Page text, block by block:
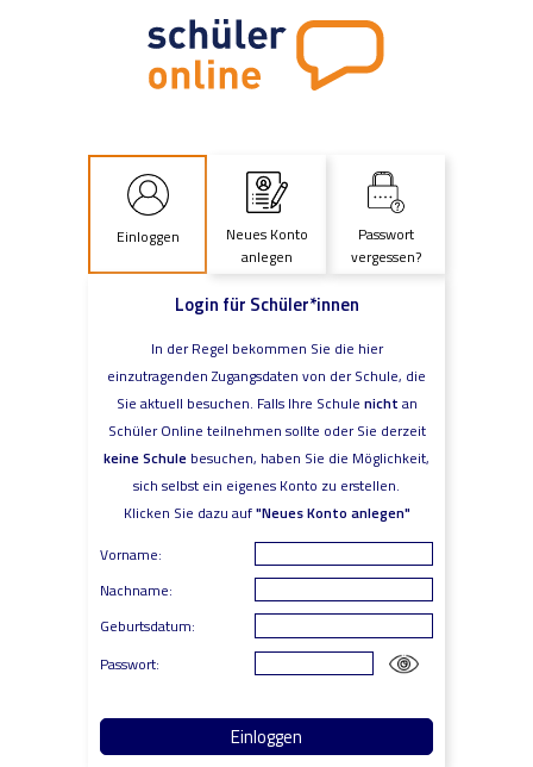
Einloggen
Neues Konto
anlegen
Passwort
vergessen?
Login für Schüler*innen
In der Regel bekommen Sie die hier
einzutragenden Zugangsdaten von der Schule, die
Sie aktuell besuchen. Falls Ihre Schule nicht an
Schüler Online teilnehmen sollte oder Sie derzeit
keine Schule besuchen, haben Sie die Möglichkeit,
sich selbst ein eigenes Konto zu erstellen.
Klicken Sie dazu auf"Neues Konto anlegen"
Vorname:
Nachname:
Geburtsdatum:
Passwort: